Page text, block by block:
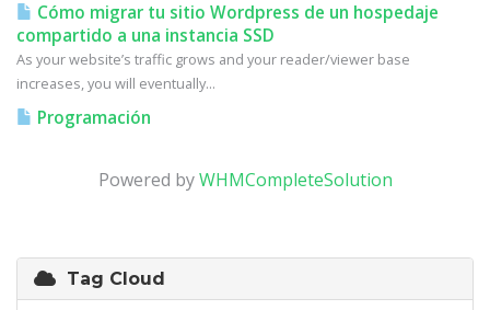
Cómo migrar tu sitio Wordpress de un hospedaje
compartido a una instancia SSD
As your website’s traffic grows and your reader/viewer base
increases, you will eventually...
Programación
Powered byWHMCompleteSolution
Tag Cloud